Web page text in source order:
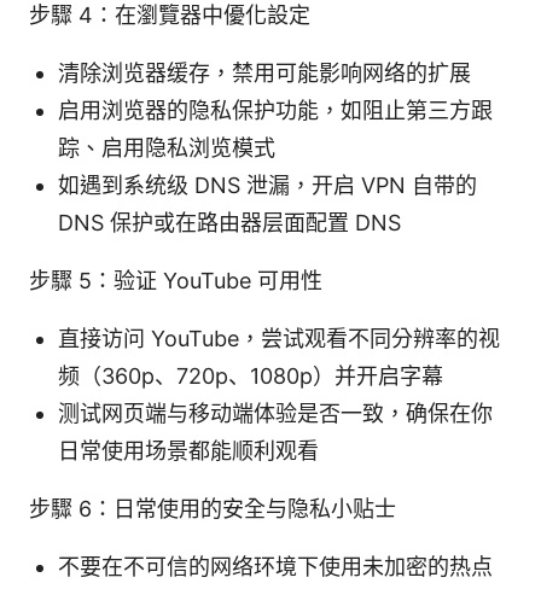
步驟 4：在瀏覽器中優化設定
清除浏览器缓存，禁用可能影响网络的扩展
启用浏览器的隐私保护功能，如阻止第三方跟
踪、启用隐私浏览模式
如遇到系统级 DNS 泄漏，开启 VPN 自带的
DNS 保护或在路由器层面配置 DNS
步驟 5：验证 YouTube 可用性
直接访问 YouTube，尝试观看不同分辨率的视
频（360p、720p、1080p）并开启字幕
测试网页端与移动端体验是否一致，确保在你
日常使用场景都能顺利观看
步驟 6：日常使用的安全与隐私小贴士
不要在不可信的网络环境下使用未加密的热点